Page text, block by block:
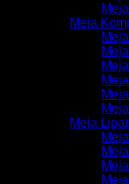
Meja
Meja